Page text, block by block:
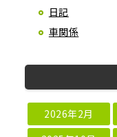
日記
車関係
2026年2月